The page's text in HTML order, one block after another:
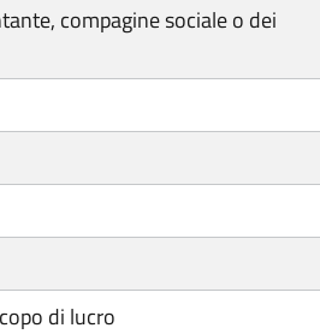
compagine sociale o dei
di lucro